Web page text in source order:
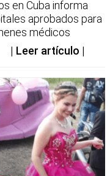
en Cuba informa
aprobados para
médicos
Leer artículo